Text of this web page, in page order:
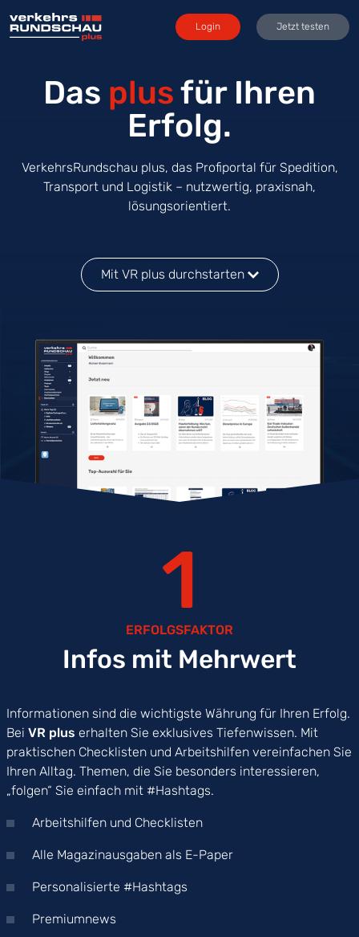
Login Jetzt testen
Das plusfür Ihren
Erfolg.
VerkehrsRundschau plus, das Profiportal für Spedition,
Transport und Logistik – nutzwertig, praxisnah,
lösungsorientiert.
Mit VR plus durchstarten
1
ERFOLGSFAKTOR
Infos mit Mehrwert
Informationen sind die wichtigste Währung für Ihren Erfolg.
Bei VR plus erhalten Sie exklusives Tiefenwissen. Mit
praktischen Checklisten und Arbeitshilfen vereinfachen Sie
Ihren Alltag. Themen, die Sie besonders interessieren,
„folgen“ Sie einfach mit #Hashtags.
Arbeitshilfen und Checklisten
Alle Magazinausgaben als E-Paper
Personalisierte #Hashtags
Premiumnews